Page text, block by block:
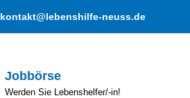
kontakt@lebenshilfe-neuss.de
Jobbörse
Werden Sie Lebenshelfer/-in!